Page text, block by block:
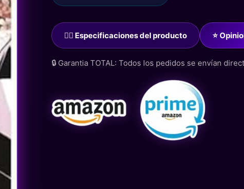
🙋‍♂️ Especificaciones del producto ⭐
🔒 Garantia TOTAL: Todos los pedidos se envían